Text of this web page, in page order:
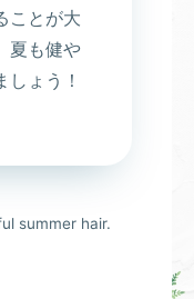
ことが大
夏も健や
ょう！
summer hair.